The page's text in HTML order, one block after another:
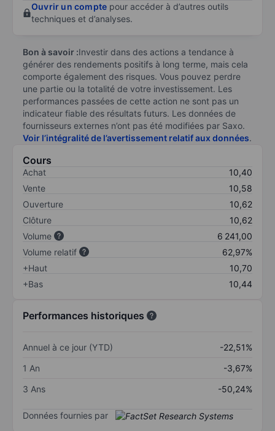
Ouvrir un compte pour accéder à d’autres outils
techniques et d’analyses.
Bon à savoir :Investir dans des actions a tendance à
générer des rendements positifs à long terme, mais cela
comporte également des risques. Vous pouvez perdre
une partie ou la totalité de votre investissement. Les
performances passées de cette action ne sont pas un
indicateur fiable des résultats futurs. Les données de
fournisseurs externes n’ont pas été modifiées par Saxo.
Voir l’intégralité de l’avertissement relatif aux données.
Cours
Achat
10,40
Vente
10,58
Ouverture
10,62
Clôture
10,62
Volume
6 241,00
Volume relatif
62,97%
+Haut
10,70
+Bas
10,44
Performances historiques
Annuel à ce jour (YTD)
-22,51%
1 An
-3,67%
3 Ans
-50,24%
Données fournies par